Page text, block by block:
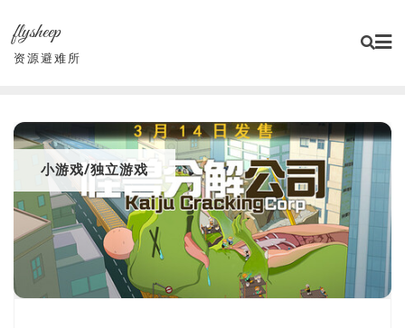
content
flysheep
资源避难所
小游戏/独立游戏